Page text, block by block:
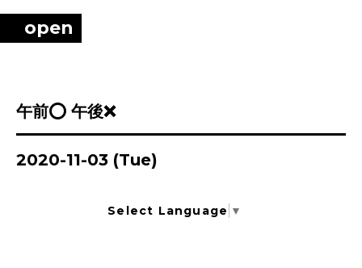
open
午前⭕ 午後❌
2020-11-03 (Tue)
Select Language ▼